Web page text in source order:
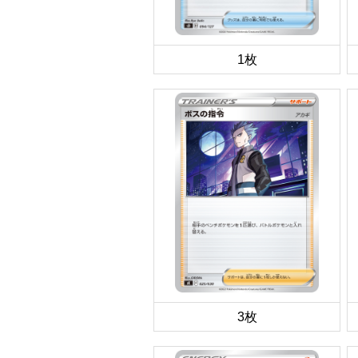
1枚
3枚